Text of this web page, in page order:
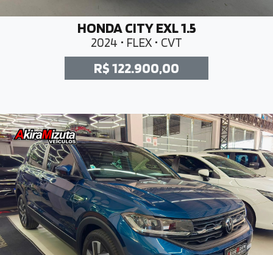
HONDA CITY EXL 1.5
2024 • FLEX • CVT
R$ 122.900,00